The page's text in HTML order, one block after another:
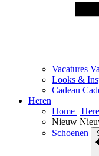
Vacatures
Looks &
Cadeau
Heren
Home |
Nieuw
Schoenen